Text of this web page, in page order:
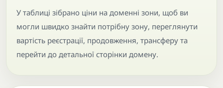
У таблиці зібрано ціни на доменні зони, щоб ви
могли швидко знайти потрібну зону, переглянути
вартість реєстрації, продовження, трансферу та
перейти до детальної сторінки домену.